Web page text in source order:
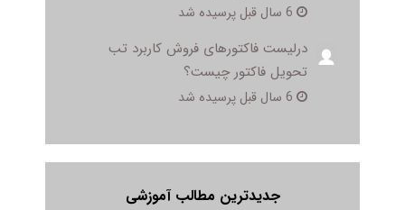
درلیست فاکتورهای فروش کاربرد تب
تحویل فاکتور چیست؟
جدیدترین مطالب آموزشی